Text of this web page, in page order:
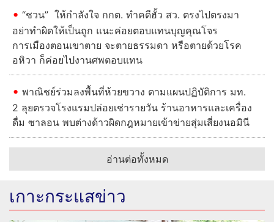
“ชวน” ให้กำลังใจ กกต. ทำคดีฮั้ว สว. ตรงไปตรงมา
อย่าทำผิดให้เป็นถูก แนะค่อยตอบแทนบุญคุณโจร
การเมืองตอนเขาตาย จะตายธรรมดา หรือตายด้วยโรค
อหิวา ก็ค่อยไปงานศพตอบแทน
พาณิชย์ร่วมลงพื้นที่ห้วยขวาง ตามแผนปฏิบัติการ มท.
2 ลุยตรวจโรงแรมปล่อยเช่ารายวัน ร้านอาหารและเครื่อง
ดื่ม ซาลอน พบต่างด้าวผิดกฎหมายเข้าข่ายสุ่มเสี่ยงนอมินี
อ่านต่อทั้งหมด
เกาะกระแสข่าว